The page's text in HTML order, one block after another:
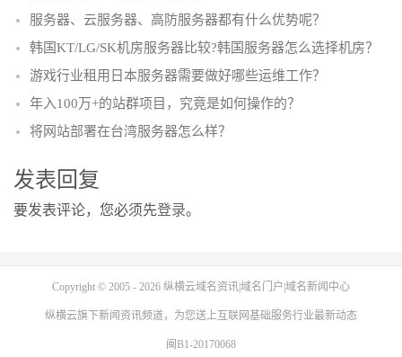
服务器、云服务器、高防服务器都有什么优势呢？
韩国KT/LG/SK机房服务器比较?韩国服务器怎么选择机房？
游戏行业租用日本服务器需要做好哪些运维工作？
年入100万+的站群项目，究竟是如何操作的？
将网站部署在台湾服务器怎么样？
发表回复
要发表评论，您必须先登录。
Copyright © 2005 - 2026 纵横云域名资讯|域名门户|域名新闻中心
纵横云旗下新闻资讯频道，为您送上互联网基础服务行业最新动态
闽B1-20170068